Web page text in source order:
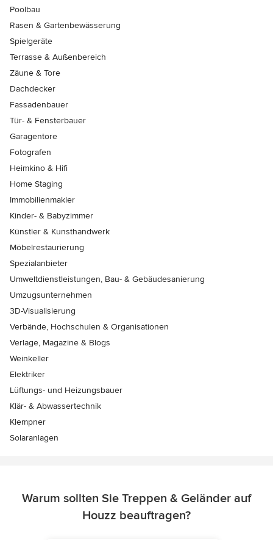
Poolbau
Rasen & Gartenbewässerung
Spielgeräte
Terrasse & Außenbereich
Zäune & Tore
Dachdecker
Fassadenbauer
Tür- & Fensterbauer
Garagentore
Fotografen
Heimkino & Hifi
Home Staging
Immobilienmakler
Kinder- & Babyzimmer
Künstler & Kunsthandwerk
Möbelrestaurierung
Spezialanbieter
Umweltdienstleistungen, Bau- & Gebäudesanierung
Umzugsunternehmen
3D-Visualisierung
Verbände, Hochschulen & Organisationen
Verlage, Magazine & Blogs
Weinkeller
Elektriker
Lüftungs- und Heizungsbauer
Klär- & Abwassertechnik
Klempner
Solaranlagen
Warum sollten Sie Treppen & Geländer auf
Houzz beauftragen?